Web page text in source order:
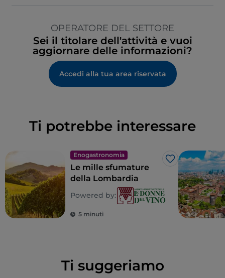
OPERATORE DEL SETTORE
Sei il titolare dell'attività e vuoi
aggiornare delle informazioni?
Accedi alla tua area riservata
Ti potrebbe interessare
Enogastronomia
Like
Le mille sfumature
della Lombardia
Powered by:
5 minuti
Ti suggeriamo